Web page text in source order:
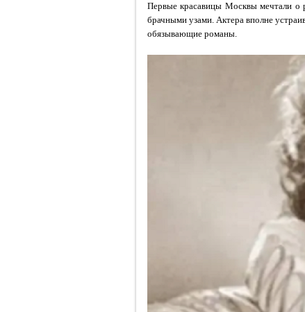
Первые красавицы Москвы мечтали о
брачными узами. Актера вполне
обязывающие романы.